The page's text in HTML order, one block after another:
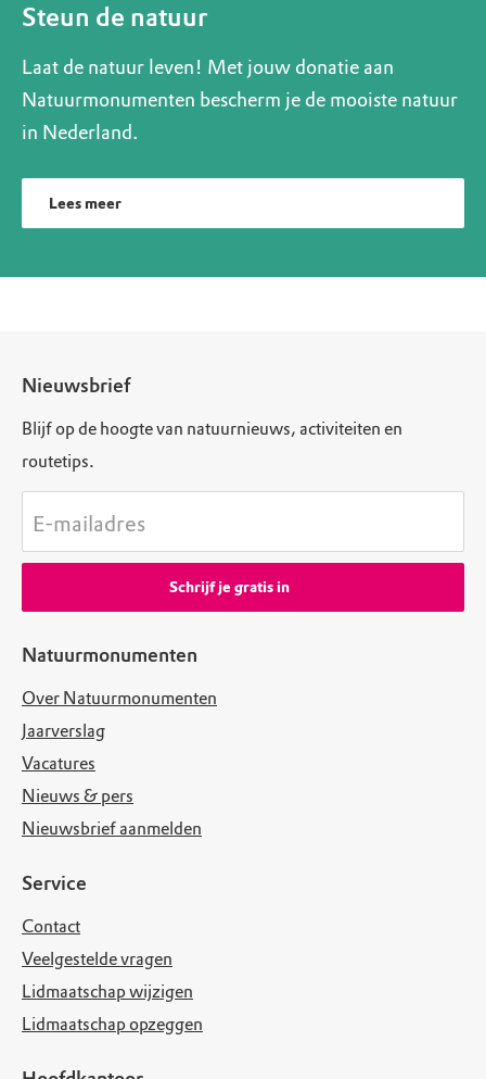
Steun de natuur
Laat de natuur leven! Met jouw donatie aan
Natuurmonumenten bescherm je de mooiste natuur
in Nederland.
Lees meer
Natuurmonumenten
Over Natuurmonumenten
Jaarverslag
Vacatures
Nieuws & pers
Nieuwsbrief aanmelden
Service
Contact
Veelgestelde vragen
Lidmaatschap wijzigen
Lidmaatschap opzeggen
Nieuwsbrief
Blijf op de hoogte van natuurnieuws, activiteiten en
routetips.
E-mailadres
Schrijf je gratis in